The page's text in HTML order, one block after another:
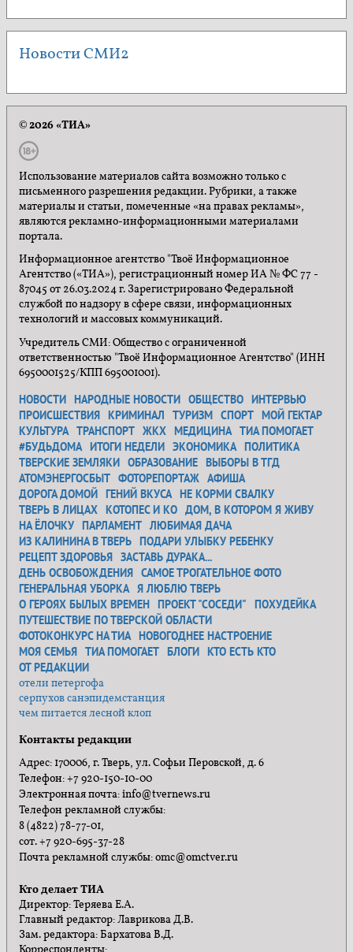
Новости СМИ2
© 2026 «ТИА»
Использование материалов сайта возможно только с
письменного разрешения редакции. Рубрики, а также
материалы и статьи, помеченные «на правах рекламы»,
являются рекламно-информационными материалами
портала.
Информационное агентство "Твоё Информационное
Агентство («ТИА»), регистрационный номер ИА № ФС 77 -
87045 от 26.03.2024 г. Зарегистрировано Федеральной
службой по надзору в сфере связи, информационных
технологий и массовых коммуникаций.
Учредитель СМИ: Общество с ограниченной
ответственностью "Твоё Информационное Агентство" (ИНН
6950001525/КПП 695001001).
НОВОСТИ НАРОДНЫЕ НОВОСТИ ОБЩЕСТВО ИНТЕРВЬЮ
ПРОИСШЕСТВИЯ КРИМИНАЛ ТУРИЗМ СПОРТ МОЙ ГЕКТАР
КУЛЬТУРА ТРАНСПОРТ ЖКХ МЕДИЦИНА ТИА ПОМОГАЕТ
#БУДЬДОМА ИТОГИ НЕДЕЛИ ЭКОНОМИКА ПОЛИТИКА
ТВЕРСКИЕ ЗЕМЛЯКИ ОБРАЗОВАНИЕ ВЫБОРЫ В ТГД
АТОМЭНЕРГОСБЫТ ФОТОРЕПОРТАЖ АФИША
ДОРОГА ДОМОЙ ГЕНИЙ ВКУСА НЕ КОРМИ СВАЛКУ
ТВЕРЬ В ЛИЦАХ КОТОПЕС И КО ДОМ, В КОТОРОМ Я ЖИВУ
НА ЁЛОЧКУ ПАРЛАМЕНТ ЛЮБИМАЯ ДАЧА
ИЗ КАЛИНИНА В ТВЕРЬ ПОДАРИ УЛЫБКУ РЕБЕНКУ
РЕЦЕПТ ЗДОРОВЬЯ ЗАСТАВЬ ДУРАКА...
ДЕНЬ ОСВОБОЖДЕНИЯ САМОЕ ТРОГАТЕЛЬНОЕ ФОТО
ГЕНЕРАЛЬНАЯ УБОРКА Я ЛЮБЛЮ ТВЕРЬ
О ГЕРОЯХ БЫЛЫХ ВРЕМЕН ПРОЕКТ "СОСЕДИ"
ПОХУДЕЙКА
ПУТЕШЕСТВИЕ ПО ТВЕРСКОЙ ОБЛАСТИ
ФОТОКОНКУРС НА ТИА НОВОГОДНЕЕ НАСТРОЕНИЕ
МОЯ СЕМЬЯ ТИА ПОМОГАЕТ БЛОГИ КТО ЕСТЬ КТО
ОТ РЕДАКЦИИ
отели петергофа
серпухов санэпидемстанция
чем питается лесной клоп
Контакты редакции
Адрес: 170006, г. Тверь, ул. Софьи Перовской, д. 6
Телефон: +7 920-150-10-00
Электронная почта: info@tvernews.ru
Телефон рекламной службы:
8 (4822) 78-77-01,
сот. +7 920-695-37-28
Почта рекламной службы: omc@omctver.ru
Кто делает ТИА
Директор: Теряева Е.А.
Главный редактор: Лаврикова Д.В.
Зам. редактора: Бархатова В.Д.